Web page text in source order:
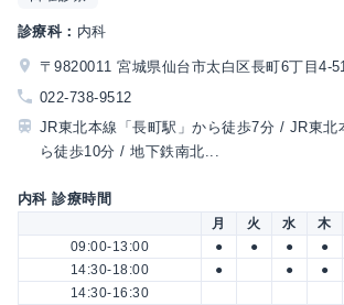
診療科： 内科
〒9820011 宮城県仙台市太白区長町6丁目4-
022-738-9512
JR東北本線「長町駅」から徒歩7分 / JR東北
ら徒歩10分 / 地下鉄南北...
内科 診療時間
月 火 水 木
09:00-13:00
● ● ● ●
14:30-18:00
● ●
●
14:30-16:30